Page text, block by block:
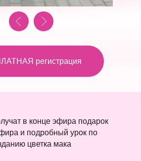
регистрация
в конце эфира подарок
и подробный урок по
цветка мака